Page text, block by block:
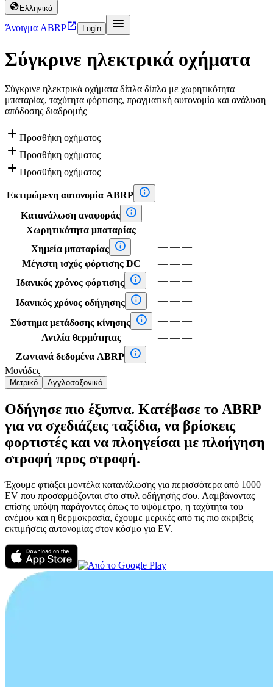
 Ελληνικά
Άνοιγμα ABRP Login 
Σύγκρινε ηλεκτρικά οχήματα
Σύγκρινε ηλεκτρικά οχήματα δίπλα δίπλα με χωρητικότητα
μπαταρίας, ταχύτητα φόρτισης, πραγματική αυτονομία και ανάλυση
απόδοσης διαδρομής
 Προσθήκη οχήματος
 Προσθήκη οχήματος
 Προσθήκη οχήματος
Εκτιμώμενη αυτονομία ABRP  — — —
Κατανάλωση αναφοράς  — — —
Χωρητικότητα μπαταρίας
— — —
Χημεία μπαταρίας  — — —
Μέγιστη ισχύς φόρτισης DC
— — —
Ιδανικός χρόνος φόρτισης
 — — —
Ιδανικός χρόνος οδήγησης  — — —
Σύστημα μετάδοσης κίνησης  — — —
Αντλία θερμότητας
— — —
Ζωντανά δεδομένα ABRP  — — —
Μονάδες
Μετρικό Αγγλοσαξονικό
Οδήγησε πιο έξυπνα. Κατέβασε το ABRP
για να σχεδιάζεις ταξίδια, να βρίσκεις
φορτιστές και να πλοηγείσαι με πλοήγηση
στροφή προς στροφή.
Έχουμε φτιάξει μοντέλα κατανάλωσης για περισσότερα από 1000
EV που προσαρμόζονται στο στυλ οδήγησής σου. Λαμβάνοντας
επίσης υπόψη παράγοντες όπως το υψόμετρο, η ταχύτητα του
ανέμου και η θερμοκρασία, έχουμε μερικές από τις πιο ακριβείς
εκτιμήσεις αυτονομίας στον κόσμο για EV.